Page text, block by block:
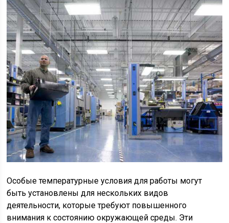
Особые температурные условия для работы могут
быть установлены для нескольких видов
деятельности, которые требуют повышенного
внимания к состоянию окружающей среды. Эти